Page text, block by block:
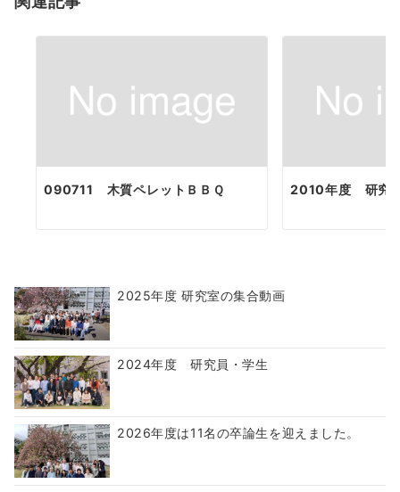
ン
090711 木質ペレットＢＢＱ 2010年度 研究
2025年度 研究室の集合動画
2024年度 研究員・学生
2026年度は11名の卒論生を迎えました。